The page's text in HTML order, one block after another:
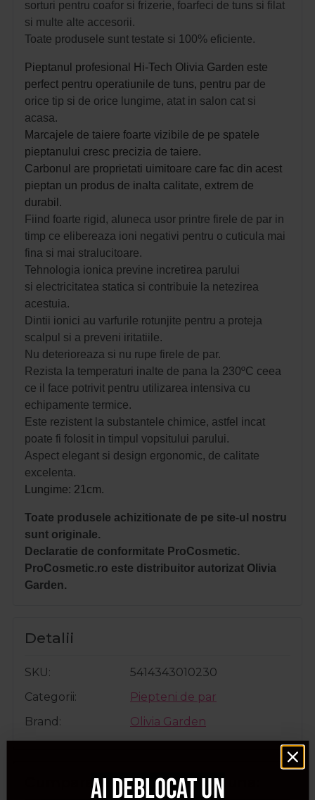
sorturi pentru coafor si frizerie, foarfeci de tuns si filat
si multe alte accesorii.
Toate produsele sunt testate si 100% eficiente.
Pieptanul profesional Hi-Tech Olivia Garden este
perfect pentru operatiunile de tuns, pentru par de
orice tip si de orice lungime, atat in salon cat si
acasa.
Marcajele de taiere foarte vizibile de pe spatele
pieptanului cresc precizia de taiere.
Carbonul are proprietati uimitoare care fac din acest
pieptan un produs de inalta calitate, extrem de
durabil.
Fiind foarte rigid, aluneca usor printre firele de par in
timp ce elibereaza ioni negativi pentru o cuticula mai
fina si mai stralucitoare.
Tehnologia ionica previne incretirea parului
si electricitatea statica si contribuie la netezirea
acestuia.
Dintii ionici au varfurile rotunjite pentru a proteja
scalpul si a preveni iritatiile.
Nu deterioreaza si nu rupe firele de par.
Rezista la temperaturi inalte de pana la 230ºC ceea
ce il face potrivit pentru utilizarea intensiva cu
echipamente termice.
Este rezistent la substantele chimice, astfel incat
poate fi folosit in timpul vopsitului parului.
Aspect elegant si design ergonomic, de calitate
excelenta.
Lungime: 21cm.
Toate produsele achizitionate de pe site-ul nostru
sunt originale.
Declaratie de conformitate ProCosmetic.
ProCosmetic.ro este distribuitor autorizat Olivia
Garden.
Detalii
SKU
5414343010230
Categorii
Piepteni de par
Brand
Olivia Garden
Cumparate frecvent impreuna:
Ai deblocat un